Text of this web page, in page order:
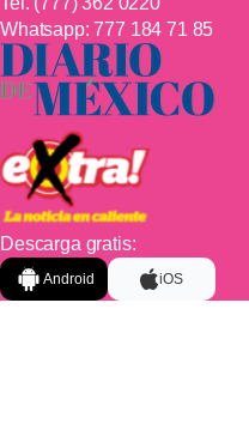
Whatsapp:777 184 71 85
Descarga gratis:
Android iOS